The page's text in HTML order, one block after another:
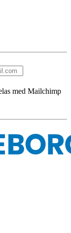
med Mailchimp